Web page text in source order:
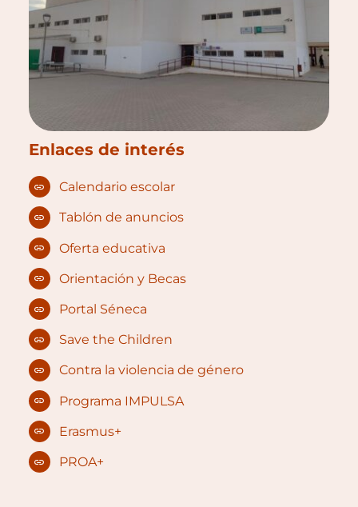
Enlaces de interés
Calendario escolar
Tablón de anuncios
Oferta educativa
Orientación y Becas
Portal Séneca
Save the Children
Contra la violencia de género
Programa IMPULSA
Erasmus+
PROA+